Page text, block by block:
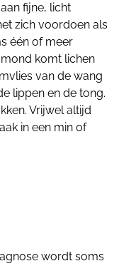
fijne, licht
zich voordoen als
één of meer
komt lichen
van de wang
lippen en de tong.
Vrijwel altijd
in een min of
wordt soms